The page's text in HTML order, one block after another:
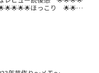
ほっこり 🌟🌟笑